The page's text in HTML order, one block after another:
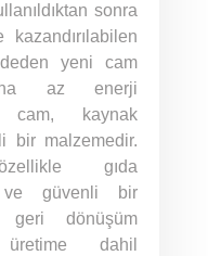
sonra
yeni cam
az enerji
cam, kaynak
bir malzemedir.
gıda
ve güvenli bir
geri dönüşüm
dahil